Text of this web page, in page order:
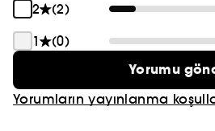
2
(2)
1
(0)
Yorumu
Yorumların yayınlanma